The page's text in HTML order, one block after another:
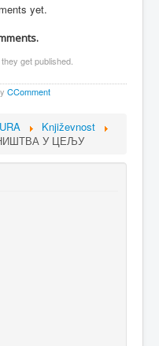
yet.
get published.
CComment
Književnost
У ЦЕЉУ